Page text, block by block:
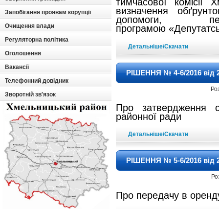
Запобігання проявам корупції
Очищення влади
Регуляторна політика
Оголошення
Вакансії
Телефонний довідник
Зворотній зв'язок
визначення
допомоги,
програмою
Детальніше/Скачати
РІШЕННЯ № 4-6/2016 від
Про затвердження
районної ради
Детальніше/Скачати
РІШЕННЯ № 5-6/2016 від
Про передачу в